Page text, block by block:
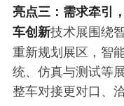
亮点三：需求牵引
车创新技术展围绕
重新规划展区，智
统、仿真与测试等
整车对接更对口、